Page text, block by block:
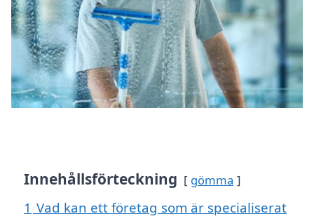
Innehållsförteckning gömma
1 Vad kan ett företag som är specialiserat